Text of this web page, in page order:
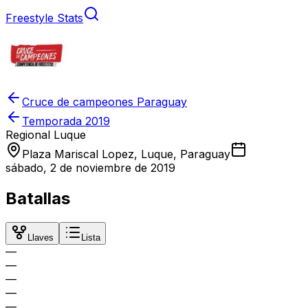
Freestyle Stats
Cruce de campeones Paraguay
Temporada 2019
Regional Luque
Plaza Mariscal Lopez, Luque, Paraguay
sábado, 2 de noviembre de 2019
Batallas
Llaves Lista
—
—
—
—